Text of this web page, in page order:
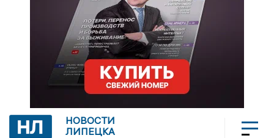
НОВОСТИ
ЛИПЕЦКА